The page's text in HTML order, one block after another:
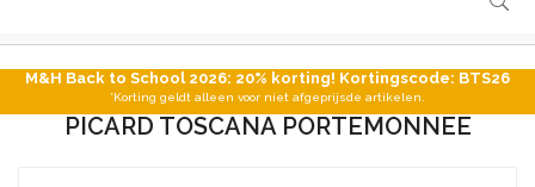
M&H Back to School 2026: 20% korting! Kortingscode: BTS26
*Korting geldt alleen voor niet afgeprijsde artikelen.
PICARD TOSCANA PORTEMONNEE